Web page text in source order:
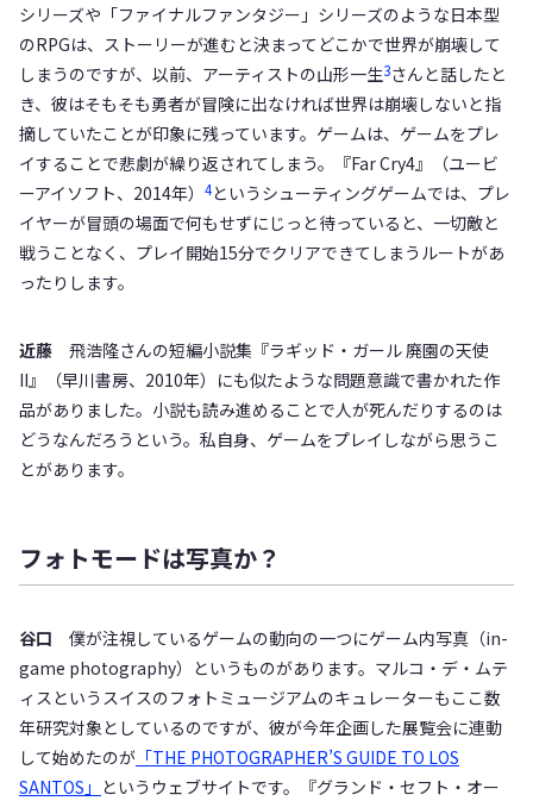
シリーズや「ファイナルファンタジー」シリーズのような日本型
のRPGは、ストーリーが進むと決まってどこかで世界が崩壊して
しまうのですが、以前、アーティストの山形一生3さんと話したと
き、彼はそもそも勇者が冒険に出なければ世界は崩壊しないと指
摘していたことが印象に残っています。ゲームは、ゲームをプレ
イすることで悲劇が繰り返されてしまう。『Far Cry4』（ユービ
ーアイソフト、2014年） 4というシューティングゲームでは、プレ
イヤーが冒頭の場面で何もせずにじっと待っていると、一切敵と
戦うことなく、プレイ開始15分でクリアできてしまうルートがあ
ったりします。
近藤 飛浩隆さんの短編小説集『ラギッド・ガール 廃園の天使
II』（早川書房、2010年）にも似たような問題意識で書かれた作
品がありました。小説も読み進めることで人が死んだりするのは
どうなんだろうという。私自身、ゲームをプレイしながら思うこ
とがあります。
フォトモードは写真か？
谷口 僕が注視しているゲームの動向の一つにゲーム内写真（in-
game photography）というものがあります。マルコ・デ・ムテ
ィスというスイスのフォトミュージアムのキュレーターもここ数
年研究対象としているのですが、彼が今年企画した展覧会に連動
して始めたのが 「THE PHOTOGRAPHER’S GUIDE TO LOS
SANTOS」 というウェブサイトです。『グランド・セフト・オー